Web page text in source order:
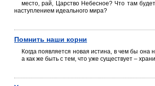
место, рай, Царство Небесное? Что там
наступлением идеального мира?
Помнить наши корни
Когда появляется новая истина, в чем бы она
а как же быть с тем, что уже существует –